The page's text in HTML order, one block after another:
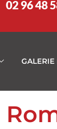
02 96 48
GALERIE